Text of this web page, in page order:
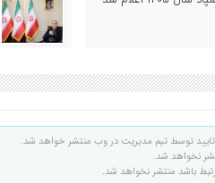
توسط تیم مدیریت در وب منتشر خواهد شد.
نخواهد شد.
باشد منتشر نخواهد شد.